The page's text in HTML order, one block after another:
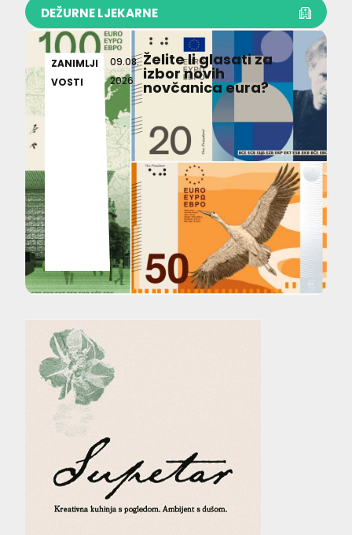
DEŽURNE LJEKARNE
ZANIMLJI
VOSTI
09.08.
2026
Želite li glasati za
izbor novih
novčanica eura?